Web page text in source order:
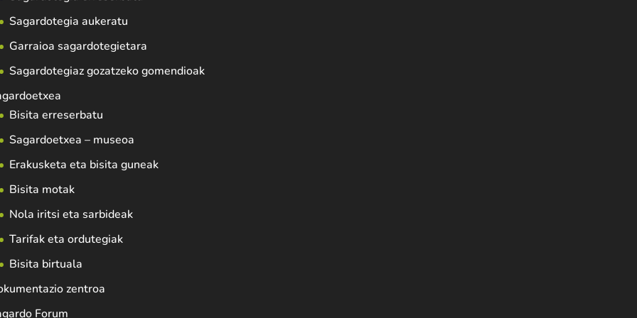
Sagardotegia aukeratu
Garraioa sagardotegietara
Sagardotegiaz gozatzeko gomendioak
Bisita erreserbatu
Sagardoetxea – museoa
Erakusketa eta bisita guneak
Bisita motak
Nola iritsi eta sarbideak
Tarifak eta ordutegiak
Bisita birtuala
zentroa
Forum